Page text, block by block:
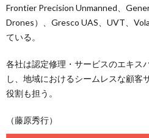
Frontier Precision Unmanned、
Drones）、Gresco UAS、UVT、
ている。
各社は認定修理・サービスのエキス
し、地域におけるシームレスな顧客
役割も担う。
（藤原秀行）